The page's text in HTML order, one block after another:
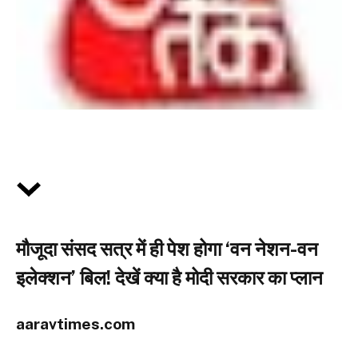
मौजूदा संसद सत्र में ही पेश होगा ‘वन नेशन-वन
इलेक्शन’ बिल! देखें क्या है मोदी सरकार का प्लान
aaravtimes.com